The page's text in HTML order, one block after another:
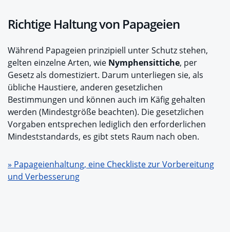
Richtige Haltung von Papageien
Während Papageien prinzipiell unter Schutz stehen,
gelten einzelne Arten, wie Nymphensittiche, per
Gesetz als domestiziert. Darum unterliegen sie, als
übliche Haustiere, anderen gesetzlichen
Bestimmungen und können auch im Käfig gehalten
werden (Mindestgröße beachten). Die gesetzlichen
Vorgaben entsprechen lediglich den erforderlichen
Mindeststandards, es gibt stets Raum nach oben.
» Papageienhaltung, eine Checkliste zur Vorbereitung
und Verbesserung